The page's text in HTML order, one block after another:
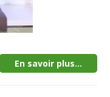
En savoir plus...